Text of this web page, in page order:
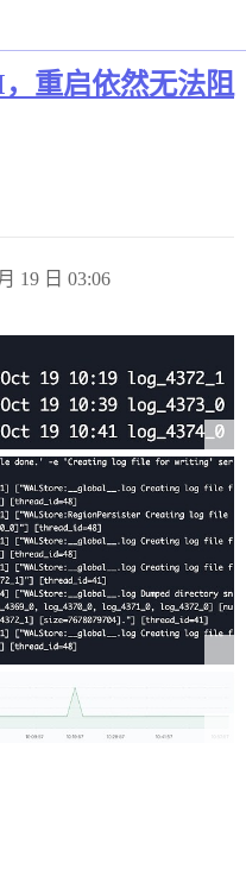
重启依然无法阻
19 日 03:06